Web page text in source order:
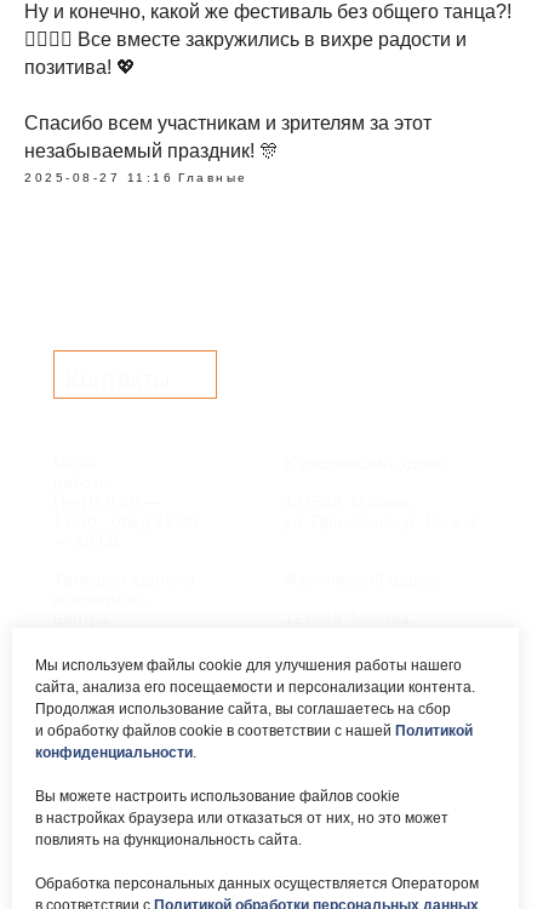
Ну и конечно, какой же фестиваль без общего танца?!
👯‍♀️👯‍♂️ Все вместе закружились в вихре радости и
позитива! 💖
Спасибо всем участникам и зрителям за этот
незабываемый праздник! 🎊
2025-08-27 11:16 Главные
okc-
svao@svao.mos.ru
Почта:
Об учреждении:
О ГБУ «ОКЦ СВАО»
Электронный каталог:
Результаты НОК
Электронные ресурсы:
Национальная
Каталог Библиотек
Мы используем файлы cookie для улучшения работы нашего
сайта, анализа его посещаемости и персонализации контента.
Продолжая использование сайта, вы соглашаетесь на сбор
и обработку файлов cookie в соответствии с нашей Политикой
конфиденциальности.
Вы можете настроить использование файлов cookie
в настройках браузера или отказаться от них, но это может
повлиять на функциональность сайта.
Обработка персональных данных осуществляется Оператором